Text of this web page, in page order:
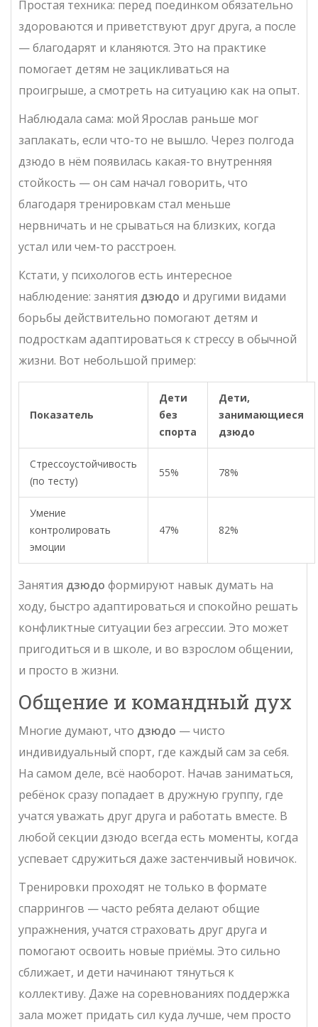
Простая техника: перед поединком обязательно
здороваются и приветствуют друг друга, а после
— благодарят и кланяются. Это на практике
помогает детям не зацикливаться на
проигрыше, а смотреть на ситуацию как на опыт.
Наблюдала сама: мой Ярослав раньше мог
заплакать, если что-то не вышло. Через полгода
дзюдо в нём появилась какая-то внутренняя
стойкость — он сам начал говорить, что
благодаря тренировкам стал меньше
нервничать и не срываться на близких, когда
устал или чем-то расстроен.
Кстати, у психологов есть интересное
наблюдение: занятия дзюдо и другими видами
борьбы действительно помогают детям и
подросткам адаптироваться к стрессу в обычной
жизни. Вот небольшой пример:
Показатель
Дети
без
спорта
Дети,
занимающиеся
дзюдо
Стрессоустойчивость
(по тесту)
55% 78%
Умение
контролировать
эмоции
47% 82%
Занятия дзюдо формируют навык думать на
ходу, быстро адаптироваться и спокойно решать
конфликтные ситуации без агрессии. Это может
пригодиться и в школе, и во взрослом общении,
и просто в жизни.
Общение и командный дух
Многие думают, что дзюдо — чисто
индивидуальный спорт, где каждый сам за себя.
На самом деле, всё наоборот. Начав заниматься,
ребёнок сразу попадает в дружную группу, где
учатся уважать друг друга и работать вместе. В
любой секции дзюдо всегда есть моменты, когда
успевает сдружиться даже застенчивый новичок.
Тренировки проходят не только в формате
спаррингов — часто ребята делают общие
упражнения, учатся страховать друг друга и
помогают освоить новые приёмы. Это сильно
сближает, и дети начинают тянуться к
коллективу. Даже на соревнованиях поддержка
зала может придать сил куда лучше, чем просто